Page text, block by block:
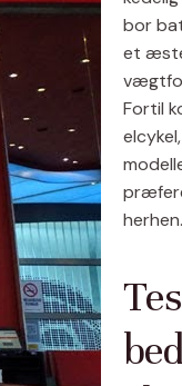
bor
et
Fortil
herhen.